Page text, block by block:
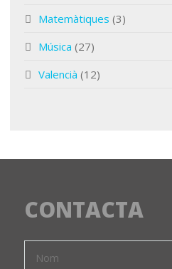
Matemàtiques (3)
Música (27)
Valencià (12)
CONTACTA